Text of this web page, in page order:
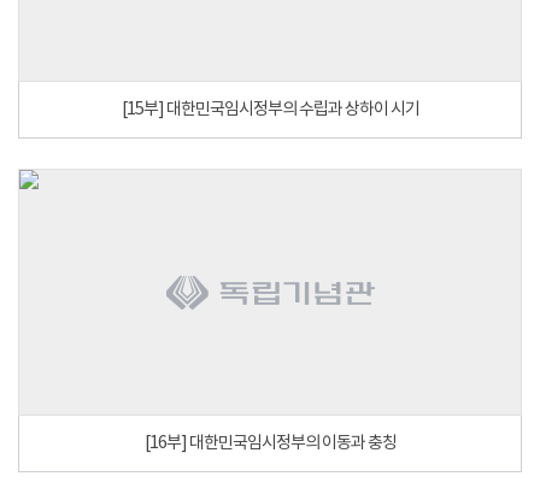
[15부] 대한민국임시정부의 수립과 상하이 시기
[16부] 대한민국임시정부의 이동과 충칭